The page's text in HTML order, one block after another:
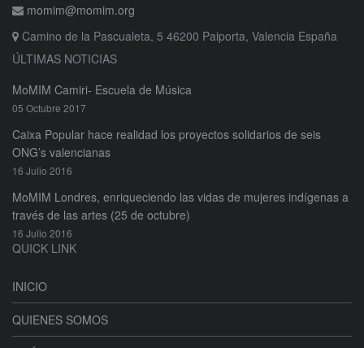
momim@momim.org
Camino de la Pascualeta, 5 46200 Paiporta, Valencia España
ÚLTIMAS NOTICIAS
MoMIM Camiri- Escuela de Música
05 Octubre 2017
Caixa Popular hace realidad los proyectos solidarios de seis
ONG’s valencianas
16 Julio 2016
MoMIM Londres, enriqueciendo las vidas de mujeres indígenas a
través de las artes (25 de octubre)
16 Julio 2016
QUICK LINK
INICIO
QUIENES SOMOS